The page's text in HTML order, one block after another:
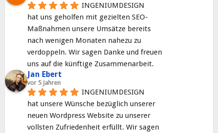
INGENIUMDESIGN
hat uns geholfen mit gezielten SEO-
Maßnahmen unsere Umsätze bereits
nach wenigen Monaten nahezu zu
verdoppeln. Wir sagen Danke und freuen
uns auf die künftige Zusammenarbeit.
Jan Ebert
vor 5 Jahren
INGENIUMDESIGN
hat unsere Wünsche bezüglich unserer
neuen Wordpress Website zu unserer
vollsten Zufriedenheit erfüllt. Wir sagen